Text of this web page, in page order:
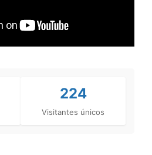
224
Visitantes únicos